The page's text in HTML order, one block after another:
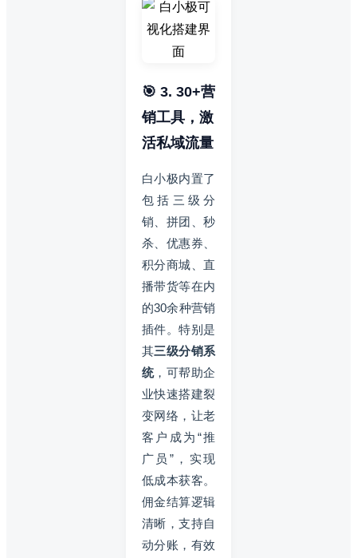
🎯 3. 30+营
销工具，激
活私域流量
白小极内置了
包括三级分
销、拼团、秒
杀、优惠券、
积分商城、直
播带货等在内
的30余种营销
插件。特别是
其三级分销系
统，可帮助企
业快速搭建裂
变网络，让老
客户成为“推
广员”，实现
低成本获客。
佣金结算逻辑
清晰，支持自
动分账，有效